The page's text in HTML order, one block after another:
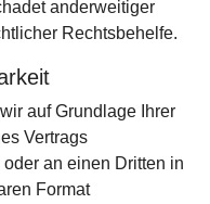
anderweitiger
Rechtsbehelfe.
auf Grundlage Ihrer
Vertrags
an einen Dritten in
Format